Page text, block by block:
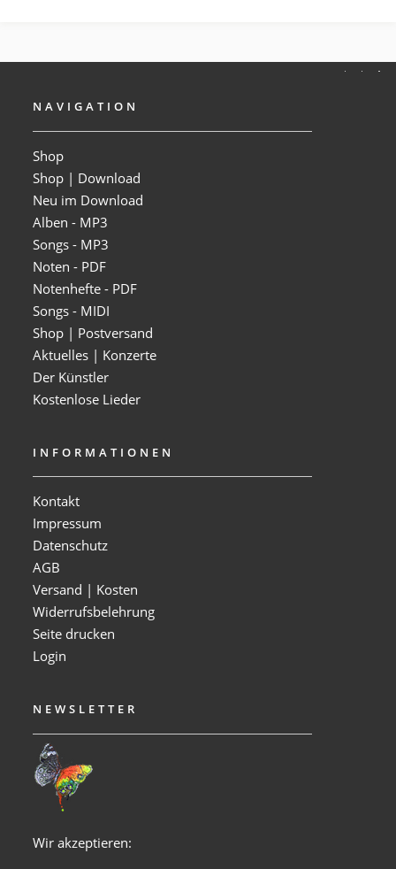
NAVIGATION
Shop
Shop | Download
Neu im Download
Alben - MP3
Songs - MP3
Noten - PDF
Notenhefte - PDF
Songs - MIDI
Shop | Postversand
Aktuelles | Konzerte
Der Künstler
Kostenlose Lieder
INFORMATIONEN
Kontakt
Impressum
Datenschutz
AGB
Versand | Kosten
Widerrufsbelehrung
Seite drucken
Login
NEWSLETTER
Wir akzeptieren: